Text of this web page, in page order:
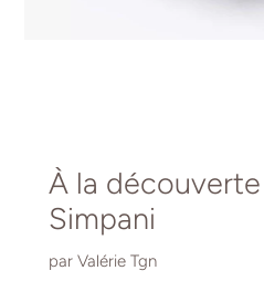
À la
Simpani
par Valérie Tgn